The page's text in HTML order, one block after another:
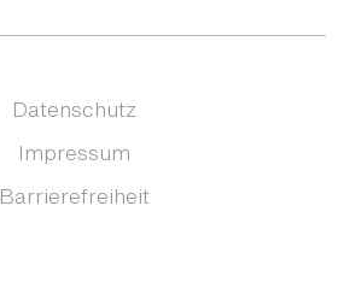
Datenschutz
Impressum
Barrierefreiheit